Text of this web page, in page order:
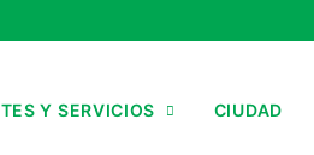
Y SERVICIOS CIUDAD